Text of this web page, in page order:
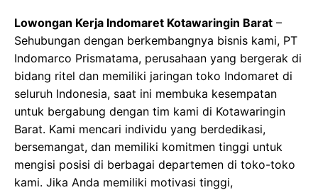
Lowongan Kerja Indomaret Kotawaringin Barat –
Sehubungan dengan berkembangnya bisnis kami, PT
Indomarco Prismatama, perusahaan yang bergerak di
bidang ritel dan memiliki jaringan toko Indomaret di
seluruh Indonesia, saat ini membuka kesempatan
untuk bergabung dengan tim kami di Kotawaringin
Barat. Kami mencari individu yang berdedikasi,
bersemangat, dan memiliki komitmen tinggi untuk
mengisi posisi di berbagai departemen di toko-toko
kami. Jika Anda memiliki motivasi tinggi,